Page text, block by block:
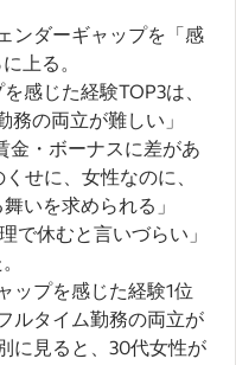
ンダーギャップを「感
上る。
感じた経験TOP3は、
の両立が難しい」
金・ボーナスに差があ
せに、女性なのに、
いを求められる」
で休むと言いづらい」
ップを感じた経験1位
ルタイム勤務の両立が
に見ると、30代女性が